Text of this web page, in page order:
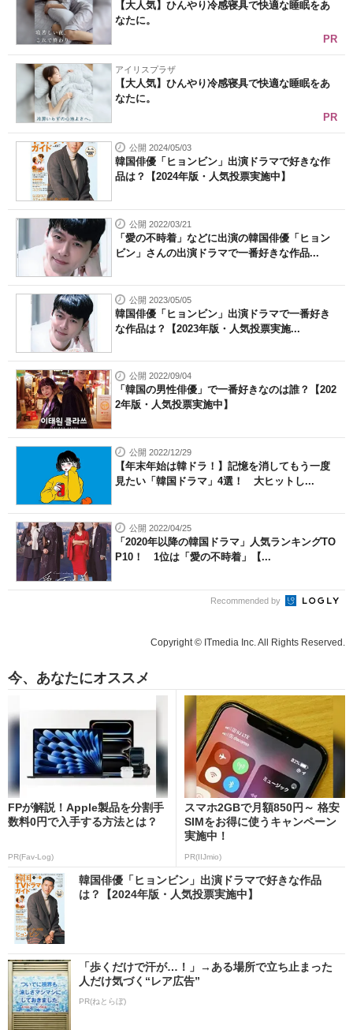
【大人気】ひんやり冷感寝具で快適な睡眠をあ
なたに。
PR
アイリスプラザ
【大人気】ひんやり冷感寝具で快適な睡眠をあ
なたに。
PR
公開 2024/05/03
韓国俳優「ヒョンビン」出演ドラマで好きな作
品は？【2024年版・人気投票実施中】
公開 2022/03/21
「愛の不時着」などに出演の韓国俳優「ヒョン
ビン」さんの出演ドラマで一番好きな作品...
公開 2023/05/05
韓国俳優「ヒョンビン」出演ドラマで一番好き
な作品は？【2023年版・人気投票実施...
公開 2022/09/04
「韓国の男性俳優」で一番好きなのは誰？【202
2年版・人気投票実施中】
公開 2022/12/29
【年末年始は韓ドラ！】記憶を消してもう一度
見たい「韓国ドラマ」4選！ 大ヒットし...
公開 2022/04/25
「2020年以降の韓国ドラマ」人気ランキングTO
P10！ 1位は「愛の不時着」【...
Recommended by
Copyright © ITmedia Inc. All Rights Reserved.
今、あなたにオススメ
FPが解説！Apple製品を分割手
数料0円で入手する方法とは？
PR(Fav-Log)
スマホ2GBで月額850円～ 格安
SIMをお得に使うキャンペーン
実施中！
PR(IIJmio)
韓国俳優「ヒョンビン」出演ドラマで好きな作品
は？【2024年版・人気投票実施中】
「歩くだけで汗が…！」→ある場所で立ち止まった
人だけ気づく“レア広告”
PR(ねとらぼ)